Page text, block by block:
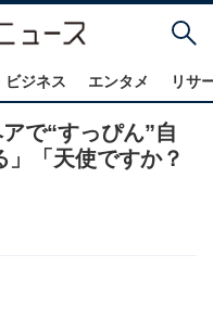
ビジネス エンタメ リサ
で“すっぴん”自
「天使ですか？